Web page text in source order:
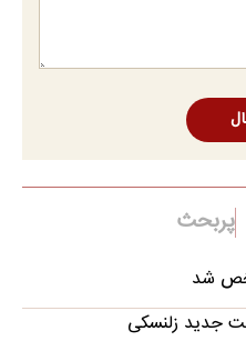
پربحث
شد
جدید زلنسکی